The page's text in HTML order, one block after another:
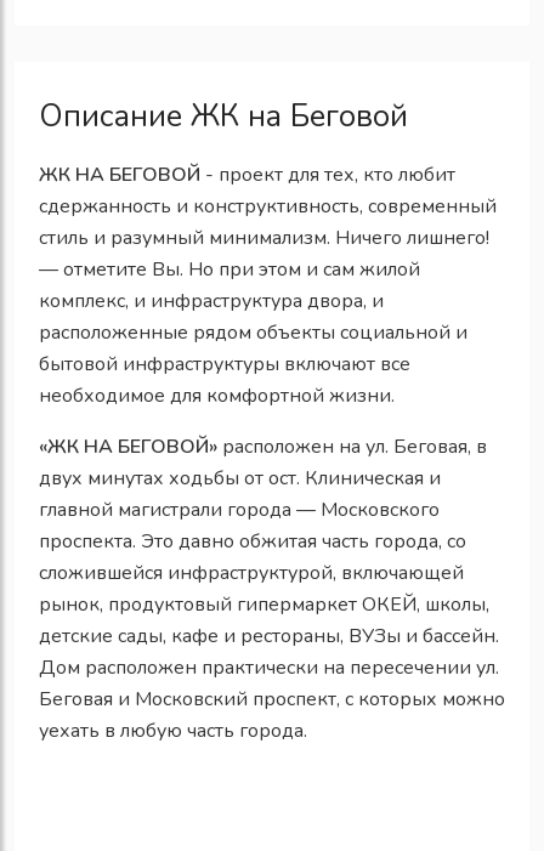
Описание ЖК на Беговой
ЖК НА БЕГОВОЙ - проект для тех, кто любит
сдержанность и конструктивность, современный
стиль и разумный минимализм. Ничего лишнего!
— отметите Вы. Но при этом и сам жилой
комплекс, и инфраструктура двора, и
расположенные рядом объекты социальной и
бытовой инфраструктуры включают все
необходимое для комфортной жизни.
«ЖК НА БЕГОВОЙ» расположен на ул. Беговая, в
двух минутах ходьбы от ост. Клиническая и
главной магистрали города — Московского
проспекта. Это давно обжитая часть города, со
сложившейся инфраструктурой, включающей
рынок, продуктовый гипермаркет ОКЕЙ, школы,
детские сады, кафе и рестораны, ВУЗы и бассейн.
Дом расположен практически на пересечении ул.
Беговая и Московский проспект, с которых можно
уехать в любую часть города.